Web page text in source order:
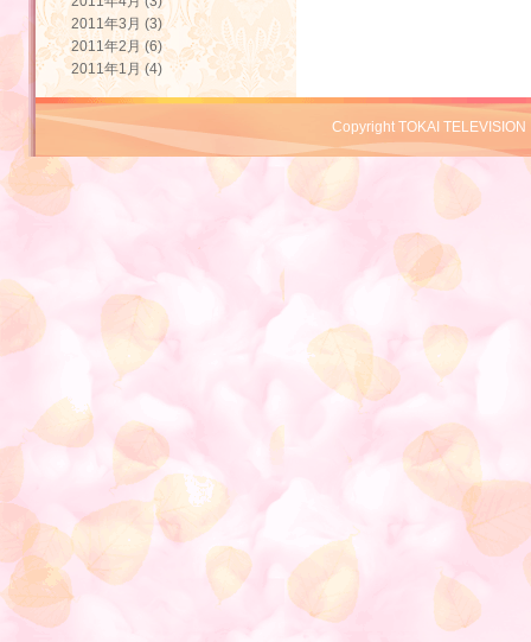
2011年3月 (3)
2011年2月 (6)
2011年1月 (4)
Copyright TOKAI